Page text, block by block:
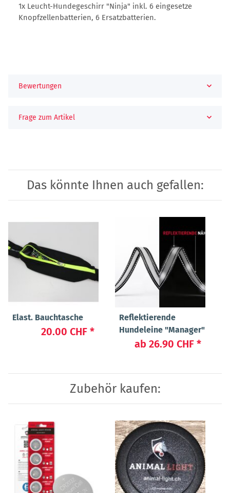
1x Leucht-Hundegeschirr "Ninja" inkl. 6 eingesetze
Knopfzellenbatterien, 6 Ersatzbatterien.
Bewertungen
Frage zum Artikel
Das könnte Ihnen auch gefallen:
Elast. Bauchtasche
20.00 CHF *
Reflektierende
Hundeleine "Manager"
ab 26.90 CHF *
Zubehör kaufen: